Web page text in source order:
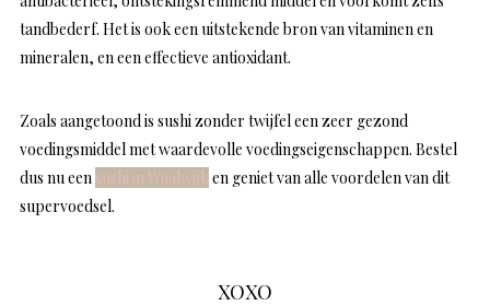
tandbederf. Het is ook een uitstekende bron van vitaminen en
mineralen, en een effectieve antioxidant.
Zoals aangetoond is sushi zonder twijfel een zeer gezond
voedingsmiddel met waardevolle voedingseigenschappen. Bestel
dus nu een sushi in Waalwijk en geniet van alle voordelen van dit
supervoedsel.
XOXO